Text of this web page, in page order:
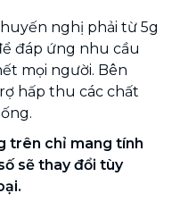
nghị phải từ 5g
đáp ứng nhu cầu
mọi người. Bên
hấp thu các chất
trên chỉ mang tính
sẽ thay đổi tùy